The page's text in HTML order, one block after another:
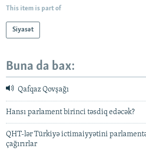
This item is part of
Siyasət
Buna da bax:
Qafqaz Qovşağı
Hansı parlament birinci təsdiq edəcək?
QHT-lər Türkiyə ictimaiyyətini
çağırırlar